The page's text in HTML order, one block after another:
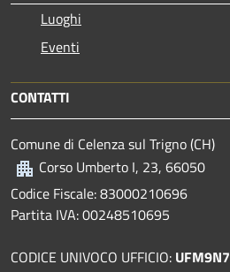
Luoghi
Eventi
CONTATTI
Comune di Celenza sul Trigno (CH)
Corso Umberto I, 23, 66050
Codice Fiscale: 83000210696
Partita IVA: 00248510695
CODICE UNIVOCO UFFICIO: UFM9N7